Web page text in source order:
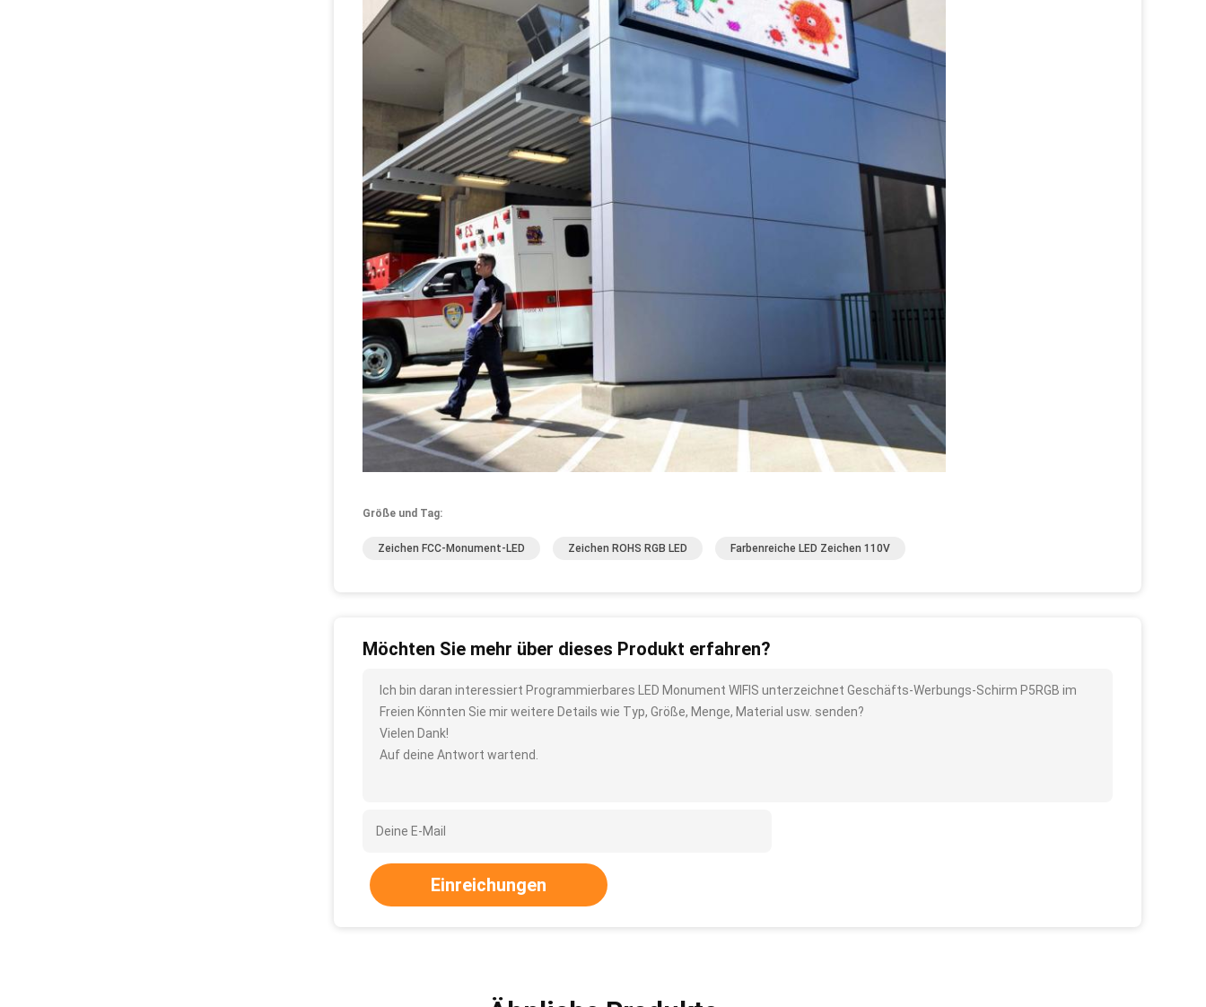
Größe und Tag:
Zeichen FCC-Monument-LED Zeichen ROHS RGB LED Farbenreiche LED Zeichen 110V
Möchten Sie mehr über dieses Produkt erfahren?
Ich bin daran interessiert Programmierbares LED Monument WIFIS unterzeichnet Geschäfts-Werbungs-Schirm P5RGB im
Freien Könnten Sie mir weitere Details wie Typ, Größe, Menge, Material usw. senden?
Vielen Dank!
Auf deine Antwort wartend.
Einreichungen